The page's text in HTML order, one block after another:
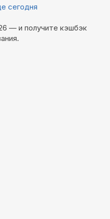
сегодня
— и получите кэшбэк